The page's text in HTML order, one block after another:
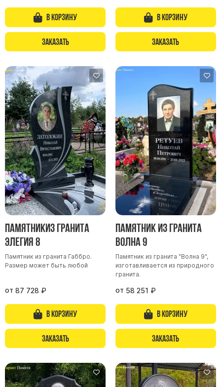
В корзину
Заказать
В корзину
Заказать
Памятникиз гранита
Элегия 8
Памятник из гранита Габбро.
Размер может быть любой
от 87 728 ₽
В корзину
Заказать
Памятник из гранита
Волна 9
Памятник из гранита "Волна 9",
изготавливается из природного
гранита.
от 58 251 ₽
В корзину
Заказать